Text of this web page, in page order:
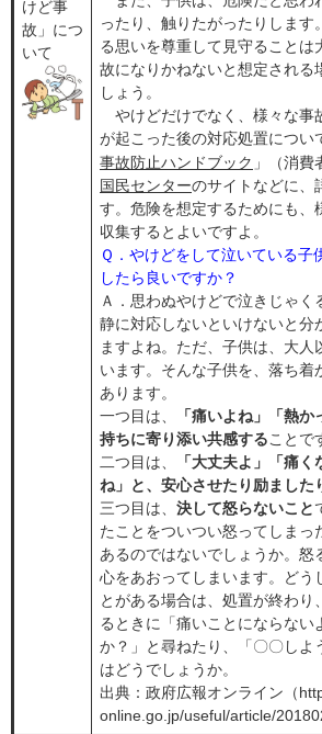
けど事
故」​につ
いて
ったり、触りたがったりします
る思いを尊重して見守ることは
故になりかねないと想定される
しょう。
やけどだけでなく、様々な事
が起こった後の対応処置につい
事故防止ハンドブック 」（消費
国民センターのサイトなどに、
す。危険を想定するためにも、
収集するとよいですよ。
Ｑ．やけどをして泣いている子
したら良いですか？
Ａ．思わぬやけどで泣きじゃく
静に対応しないといけないと分
ますよね。ただ、子供は、大人
います。そんな子供を、落ち着
あります。
一つ目は、
「痛いよね」「熱
持ちに寄り添い共感することで
二つ目は、
「大丈夫よ」「痛
ね」と、安心させたり励ました
三つ目は、 決して怒らないこと
たことをついつい怒ってしまっ
あるのではないでしょうか。怒
心をあおってしまいます。どう
とがある場合は、処置が終わり
るときに「痛いことにならない
か？」と尋ねたり、「〇〇しよ
はどうでしょうか。
出典：政府広報オンライン（
online.go.jp/useful/article/